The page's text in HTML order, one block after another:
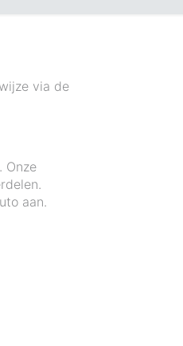
via de
Onze
aan.